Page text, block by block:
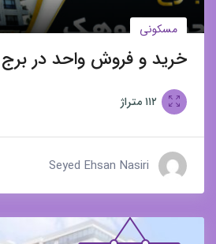
مسکونی
خرید و فروش واحد در
۱۱۲متراژ
Seyed Ehsan Nasiri